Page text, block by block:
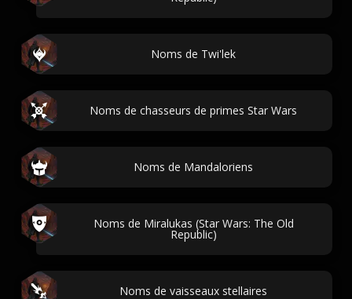
Noms de Twi'lek
Noms de chasseurs de primes Star Wars
Noms de Mandaloriens
Noms de Miralukas (Star Wars: The Old
Republic)
Noms de vaisseaux stellaires